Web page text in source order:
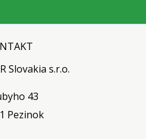
Slovakia s.r.o.
43
Pezinok